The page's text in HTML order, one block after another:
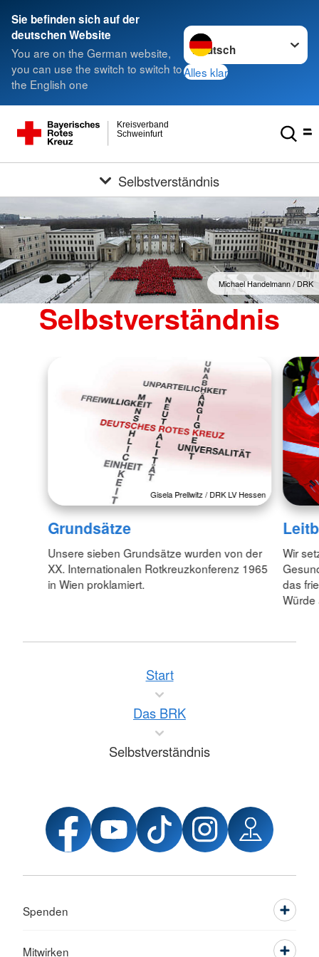
Sie befinden sich auf der
deutschen Website
You are on the German website,
you can use the switch to switch to
the English one
Sprache wechseln zu
Alles klar
Schweinfurt
Kreisverband
Selbstverständnis
Michael Handelmann / DRK
Selbstverständnis
Gisela Prellwitz / DRK LV Hessen
Grundsätze
Unsere sieben Grundsätze wurden von der
XX. Internationalen Rotkreuzkonferenz 1965
in Wien proklamiert.
Wir
das
Würde
Start
Das BRK
Selbstverständnis
Spenden
Mitwirken